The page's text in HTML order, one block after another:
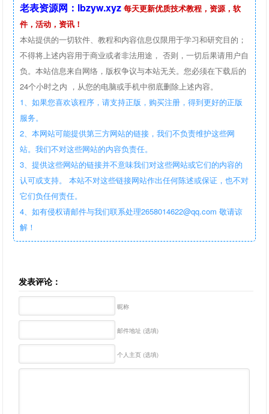
老表资源网：lbzyw.xyz 每天更新优质技术教程，资源，软
件，活动，资讯！
本站提供的一切软件、教程和内容信息仅限用于学习和研究目的；
不得将上述内容用于商业或者非法用途， 否则，一切后果请用户自
负。本站信息来自网络，版权争议与本站无关。您必须在下载后的
24个小时之内 ，从您的电脑或手机中彻底删除上述内容。
1、如果您喜欢该程序，请支持正版，购买注册，得到更好的正版
服务。
2、本网站可能提供第三方网站的链接，我们不负责维护这些网
站。我们不对这些网站的内容负责任。
3、提供这些网站的链接并不意味我们对这些网站或它们的内容的
认可或支持。 本站不对这些链接网站作出任何陈述或保证，也不对
它们负任何责任。
4、如有侵权请邮件与我们联系处理2658014622@qq.com 敬请谅
解！
发表评论：
昵称
邮件地址 (选填)
个人主页 (选填)